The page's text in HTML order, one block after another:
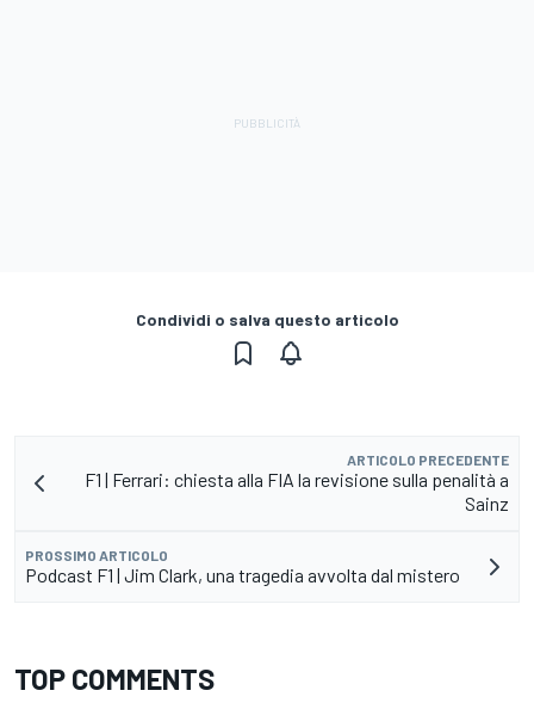
Condividi o salva questo articolo
ARTICOLO PRECEDENTE
F1 | Ferrari: chiesta alla FIA la revisione sulla penalità a
Sainz
PROSSIMO ARTICOLO
Podcast F1 | Jim Clark, una tragedia avvolta dal mistero
TOP COMMENTS